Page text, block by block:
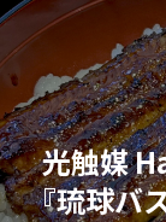
光触媒
『琉球バ